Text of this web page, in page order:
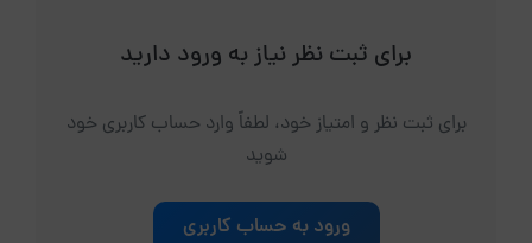
برای ثبت نظر نیاز به ورود دارید
برای ثبت نظر و امتیاز خود، لطفاً وارد حساب کاربری خود
شوید
ورود به حساب کاربری